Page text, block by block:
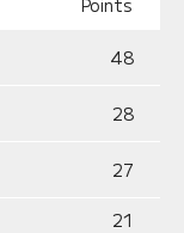
48
28
27
21